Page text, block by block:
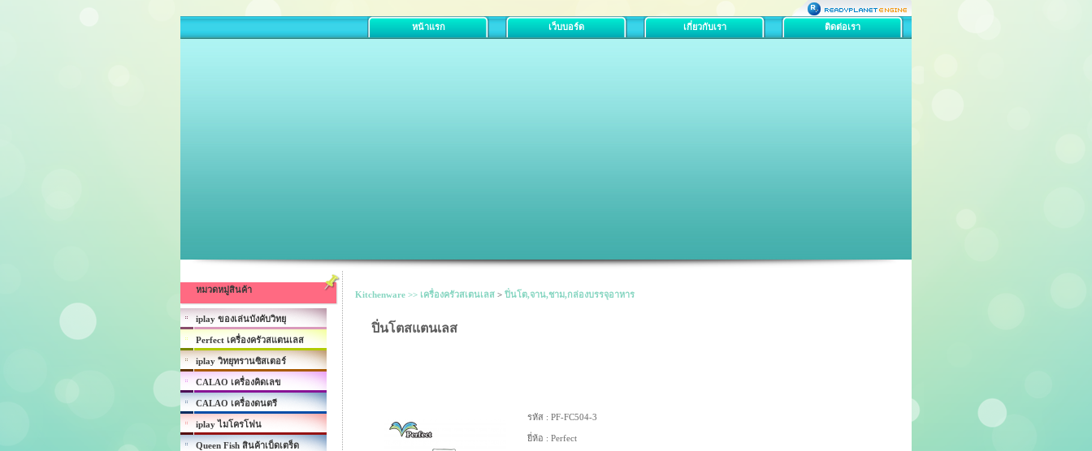
หน้าแรก เว็บบอร์ด เกี่ยวกับเรา ติดต่อเรา
หมวดหมู่สินค้า
iplay ของเล่นบังคับวิทยุ
Perfect เครื่องครัวสแตนเลส
iplay วิทยุทรานซิสเตอร์
CALAO เครื่องคิดเลข
CALAO เครื่องดนตรี
iplay ไมโครโฟน
Queen Fish สินค้าเบ็ดเตร็ด
Kitchenware >> เครื่องครัวสเตนเลส > ปิ่นโต,จาน,ชาม,กล่องบรรจุอาหาร
ปิ่นโตสแตนเลส
รหัส : PF-FC504-3
ยี่ห้อ : Perfect